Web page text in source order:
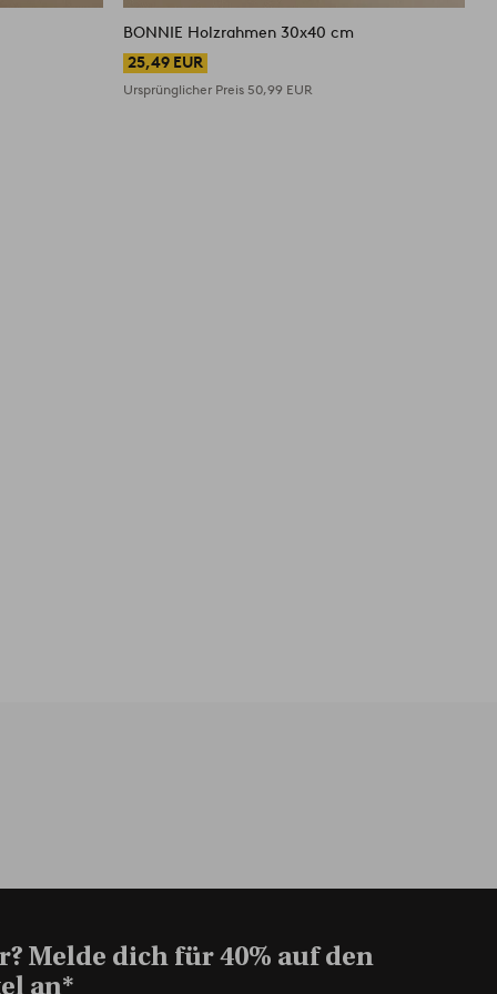
BONNIE Holzrahmen 30x40 cm
25,49 EUR
Ursprünglicher Preis 50,99 EUR
Melde dich für 40% auf den
an*